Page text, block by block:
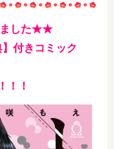
した★★
付きコミック
！！